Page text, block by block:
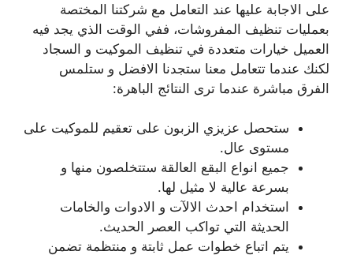
على الاجابة عليها عند التعامل مع شركتنا المختصة
بعمليات تنظيف المفروشات، ففي الوقت الذي يجد فيه
العميل خيارات متعددة في تنظيف الموكيت و السجاد
لكنك عندما تتعامل معنا ستجدنا الافضل و ستلمس
الفرق مباشرة عندما ترى النتائج الباهرة:
ستحصل عزيزي الزبون على تعقيم للموكيت على
مستوى عال.
جميع انواع البقع العالقة ستتخلصون منها و
بسرعة عالية لا مثيل لها.
استخدام احدث الالآت و الادوات والخامات
الحديثة التي تواكب العصر الحديث.
يتم اتباع خطوات عمل ثابتة و منتظمة تضمن